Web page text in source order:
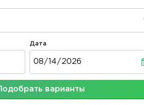
Дата
Подобрать варианты